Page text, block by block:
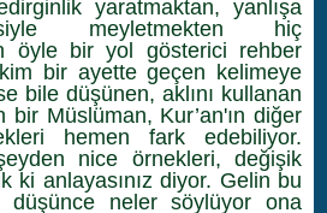
yaratmaktan, yanlışa
meyletmekten hiç
öyle bir yol gösterici rehber
bir ayette geçen kelimeye
bile düşünen, aklını kullanan
bir Müslüman, Kur’an'ın diğer
hemen fark edebiliyor.
nice örnekleri, değişik
ki anlayasınız diyor. Gelin bu
düşünce neler söylüyor ona